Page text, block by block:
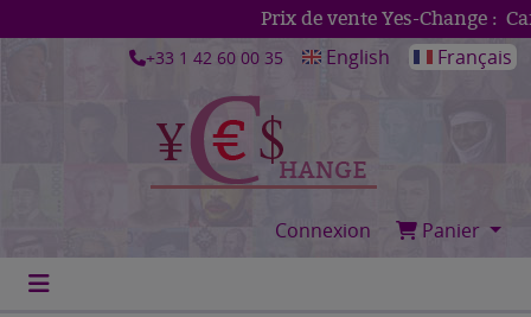
Prix de vente Yes-Change :
+33 1 42 60 00 35 English Français
Connexion Panier